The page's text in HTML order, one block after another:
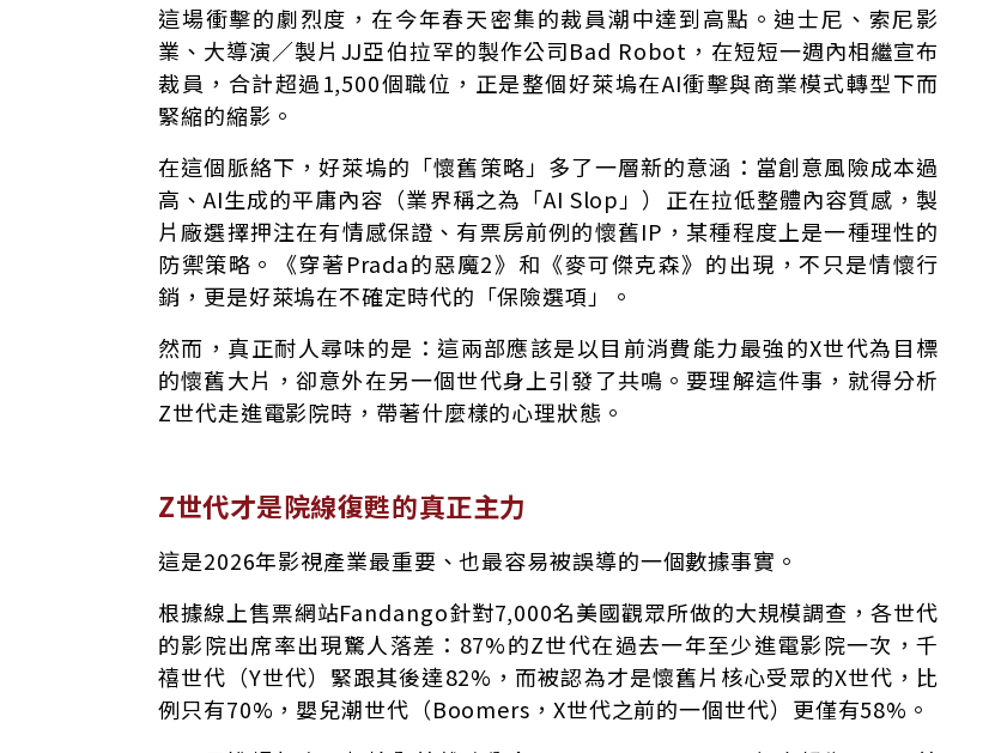
這場衝擊的劇烈度，在今年春天密集的裁員潮中達到高點。迪士尼、索尼影
業、大導演／製片JJ亞伯拉罕的製作公司Bad Robot，在短短一週內相繼宣布
裁員，合計超過1,500個職位，正是整個好萊塢在AI衝擊與商業模式轉型下而
緊縮的縮影。
在這個脈絡下，好萊塢的「懷舊策略」多了一層新的意涵：當創意風險成本過
高、AI生成的平庸內容（業界稱之為「AI Slop」）正在拉低整體內容質感，製
片廠選擇押注在有情感保證、有票房前例的懷舊IP，某種程度上是一種理性的
防禦策略。《穿著Prada的惡魔2》和《麥可傑克森》的出現，不只是情懷行
銷，更是好萊塢在不確定時代的「保險選項」。
然而，真正耐人尋味的是：這兩部應該是以目前消費能力最強的X世代為目標
的懷舊大片，卻意外在另一個世代身上引發了共鳴。要理解這件事，就得分析
Z世代走進電影院時，帶著什麼樣的心理狀態。
Z世代才是院線復甦的真正主力
這是2026年影視產業最重要、也最容易被誤導的一個數據事實。
根據線上售票網站Fandango針對7,000名美國觀眾所做的大規模調查，各世代
的影院出席率出現驚人落差：87%的Z世代在過去一年至少進電影院一次，千
禧世代（Y世代）緊跟其後達82%，而被認為才是懷舊片核心受眾的X世代，比
例只有70%，嬰兒潮世代（Boomers，X世代之前的一個世代）更僅有58%。